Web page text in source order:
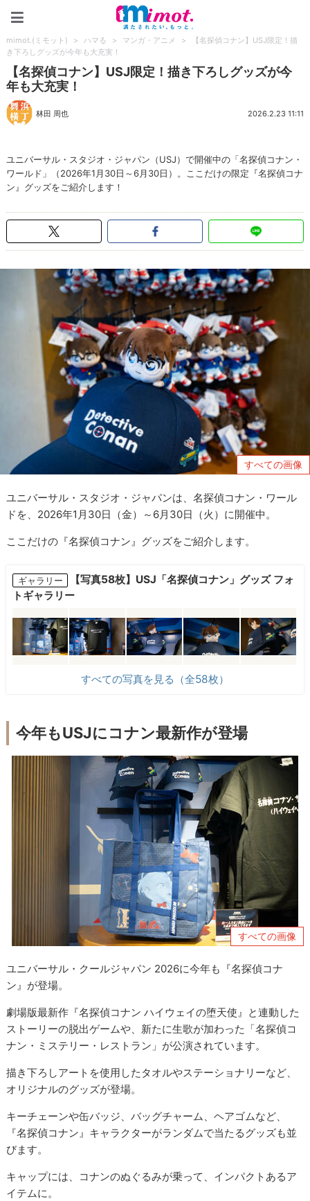
mimot.(ミモット) > ハマる > マンガ・アニメ >
【名探偵コナン】USJ限定！描
き下ろしグッズが今年も大充実！
【名探偵コナン】USJ限定！描き下ろしグッズが今
年も大充実！
林田 周也 2026.2.23 11:11
ユニバーサル・スタジオ・ジャパン（USJ）で開催中の「名探偵コナン・
ワールド」（2026年1月30日～6月30日）。ここだけの限定『名探偵コナ
ン』グッズをご紹介します！
すべての画像
ユニバーサル・スタジオ・ジャパンは、名探偵コナン・ワール
ドを、2026年1月30日（金）～6月30日（火）に開催中。
ここだけの『名探偵コナン』グッズをご紹介します。
ギャラリー
【写真58枚】USJ「名探偵コナン」グッズ フォ
トギャラリー
すべての写真を見る（全58枚）
今年もUSJにコナン最新作が登場
すべての画像
ユニバーサル・クールジャパン 2026に今年も『名探偵コナ
ン』が登場。
劇場版最新作『名探偵コナン ハイウェイの堕天使』と連動した
ストーリーの脱出ゲームや、新たに生歌が加わった「名探偵コ
ナン・ミステリー・レストラン」が公演されています。
描き下ろしアートを使用したタオルやステーショナリーなど、
オリジナルのグッズが登場。
キーチェーンや缶バッジ、バッグチャーム、ヘアゴムなど、
『名探偵コナン』キャラクターがランダムで当たるグッズも並
びます。
キャップには、コナンのぬぐるみが乗って、インパクトあるア
イテムに。